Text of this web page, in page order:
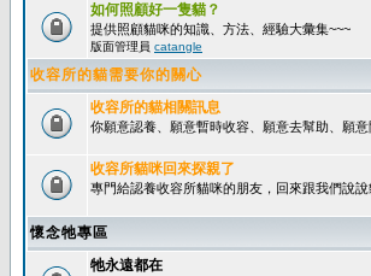
如何照顧好一隻貓？
提供照顧貓咪的知識、方法、經驗大彙集~~~
版面管理員 catangle
收容所的貓需要你的關心
收容所的貓相關訊息
你願意認養、願意暫時收容、願意去幫助、願
收容所貓咪回來探親了
專門給認養收容所貓咪的朋友，回來跟我們說
懷念牠專區
牠永遠都在